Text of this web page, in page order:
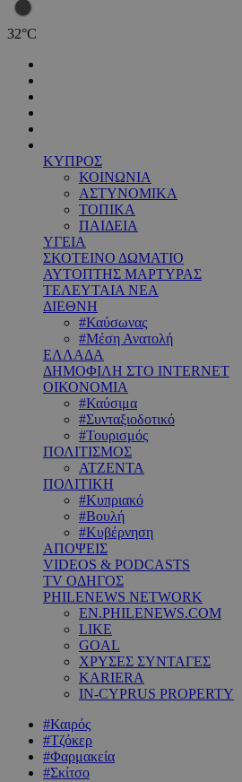
32°C
ΚΥΠΡΟΣ
ΚΟΙΝΩΝΙΑ
ΑΣΤΥΝΟΜΙΚΑ
ΤΟΠΙΚΑ
ΠΑΙΔΕΙΑ
ΥΓΕΙΑ
ΣΚΟΤΕΙΝΟ ΔΩΜΑΤΙΟ
ΑΥΤΟΠΤΗΣ ΜΑΡΤΥΡΑΣ
ΤΕΛΕΥΤΑΙΑ ΝΕΑ
ΔΙΕΘΝΗ
#Καύσωνας
#Μέση Ανατολή
ΕΛΛΑΔΑ
ΔΗΜΟΦΙΛΗ ΣΤΟ INTERNET
ΟΙΚΟΝΟΜΙΑ
#Καύσιμα
#Συνταξιοδοτικό
#Τουρισμός
ΠΟΛΙΤΙΣΜΟΣ
ΑΤΖΕΝΤΑ
ΠΟΛΙΤΙΚΗ
#Κυπριακό
#Βουλή
#Κυβέρνηση
ΑΠΟΨΕΙΣ
VIDEOS & PODCASTS
TV ΟΔΗΓΟΣ
PHILENEWS NETWORK
EN.PHILENEWS.COM
LIKE
GOAL
ΧΡΥΣΕΣ ΣΥΝΤΑΓΕΣ
KARIERA
IN-CYPRUS PROPERTY
#Καιρός
#Τζόκερ
#Φαρμακεία
#Σκίτσο